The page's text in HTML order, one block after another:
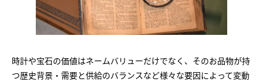
時計や宝石の価値はネームバリューだけでなく、そのお品物が持
つ歴史背景・需要と供給のバランスなど様々な要因によって変動